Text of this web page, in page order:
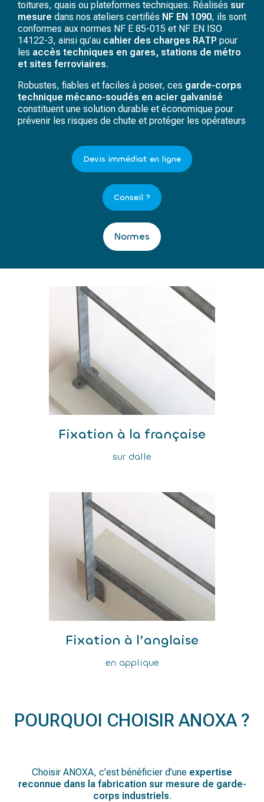
toitures, quais ou plateformes techniques. Réalisés sur
mesure dans nos ateliers certifiés NF EN 1090, ils sont
conformes aux normes NF E 85-015 et NF EN ISO
14122-3, ainsi qu’au cahier des charges RATP pour
les accès techniques en gares, stations de métro
et sites ferroviaires.
Robustes, fiables et faciles à poser, ces garde-corps
technique mécano-soudés en acier galvanisé
constituent une solution durable et économique pour
prévenir les risques de chute et protéger les opérateurs
Devis immédiat en ligne
Conseil ?
Normes
Fixation à la française
sur dalle
Fixation à l’anglaise
en applique
POURQUOI CHOISIR ANOXA ?
Choisir ANOXA, c’est bénéficier d’une expertise
reconnue dans la fabrication sur mesure de garde-
corps industriels.